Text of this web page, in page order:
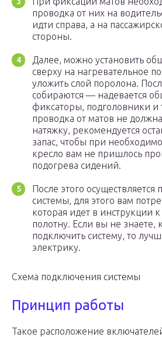
проводка от них на
идти справа, а на
стороны.
Далее, можно установить
сверху на нагревательное
уложить слой поролона.
собираются — надевается
фиксаторы, подголовники и
проводка от матов не
натяжку, рекомендуется
запас, чтобы при
кресло вам не пришлось
подогрева сидений.
После этого
системы, для этого вам
которая идет в инструкции
полотну. Если вы не знаете,
подключить систему, то
электрику.
Схема подключения системы
Принцип работы
Такое расположение